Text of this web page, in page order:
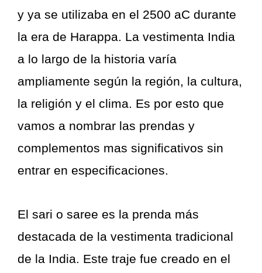
y ya se utilizaba en el 2500 aC durante
la era de Harappa. La vestimenta India
a lo largo de la historia varía
ampliamente según la región, la cultura,
la religión y el clima. Es por esto que
vamos a nombrar las prendas y
complementos mas significativos sin
entrar en especificaciones.
El sari o saree es la prenda más
destacada de la vestimenta tradicional
de la India. Este traje fue creado en el